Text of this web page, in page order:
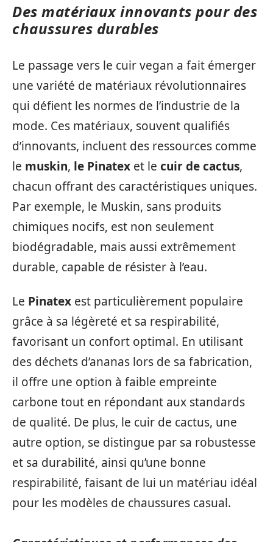
Des matériaux innovants pour des
chaussures durables
Le passage vers le cuir vegan a fait émerger
une variété de matériaux révolutionnaires
qui défient les normes de l’industrie de la
mode. Ces matériaux, souvent qualifiés
d’innovants, incluent des ressources comme
le muskin, le Pinatex et le cuir de cactus,
chacun offrant des caractéristiques uniques.
Par exemple, le Muskin, sans produits
chimiques nocifs, est non seulement
biodégradable, mais aussi extrêmement
durable, capable de résister à l’eau.
Le Pinatex est particulièrement populaire
grâce à sa légèreté et sa respirabilité,
favorisant un confort optimal. En utilisant
des déchets d’ananas lors de sa fabrication,
il offre une option à faible empreinte
carbone tout en répondant aux standards
de qualité. De plus, le cuir de cactus, une
autre option, se distingue par sa robustesse
et sa durabilité, ainsi qu’une bonne
respirabilité, faisant de lui un matériau idéal
pour les modèles de chaussures casual.